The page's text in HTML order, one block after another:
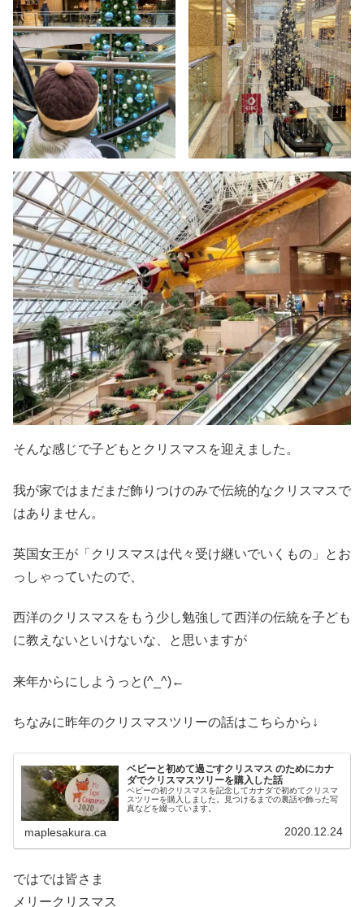
そんな感じで子どもとクリスマスを迎えました。
我が家ではまだまだ飾りつけのみで伝統的なクリスマスで
はありません。
英国女王が「クリスマスは代々受け継いでいくもの」とお
っしゃっていたので、
西洋のクリスマスをもう少し勉強して西洋の伝統を子ども
に教えないといけないな、と思いますが
来年からにしようっと(^_^)←
ちなみに昨年のクリスマスツリーの話はこちらから↓
ベビーと初めて過ごすクリスマス のためにカナ
ダでクリスマスツリーを購入した話
ベビーの初クリスマスを記念してカナダで初めてクリスマ
スツリーを購入しました。見つけるまでの裏話や飾った写
真などを綴っています。
maplesakura.ca 2020.12.24
ではでは皆さま
メリークリスマス